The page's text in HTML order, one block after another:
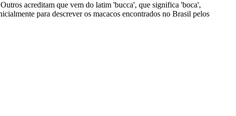
acreditam que vem do latim 'bucca', que significa 'boca',
para descrever os macacos encontrados no Brasil pelos